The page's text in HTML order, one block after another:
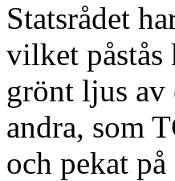
Statsrådet
vilket påstås
grönt ljus av
andra, som
och pekat